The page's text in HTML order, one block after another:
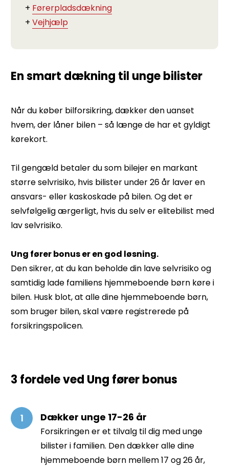
+ Førerpladsdækning
+ Vejhjælp
En smart dækning til unge bilister
Når du køber bilforsikring, dækker den uanset
hvem, der låner bilen – så længe de har et gyldigt
kørekort.
Til gengæld betaler du som bilejer en markant
større selvrisiko, hvis bilister under 26 år laver en
ansvars- eller kaskoskade på bilen. Og det er
selvfølgelig ærgerligt, hvis du selv er elitebilist med
lav selvrisiko.
Ung fører bonus er en god løsning.
Den sikrer, at du kan beholde din lave selvrisiko og
samtidig lade familiens hjemmeboende børn køre i
bilen. Husk blot, at alle dine hjemmeboende børn,
som bruger bilen, skal være registrerede på
forsikringspolicen.
3 fordele ved Ung fører bonus
Dækker unge 17-26 år
Forsikringen er et tilvalg til dig med unge
bilister i familien. Den dækker alle dine
hjemmeboende børn mellem 17 og 26 år,